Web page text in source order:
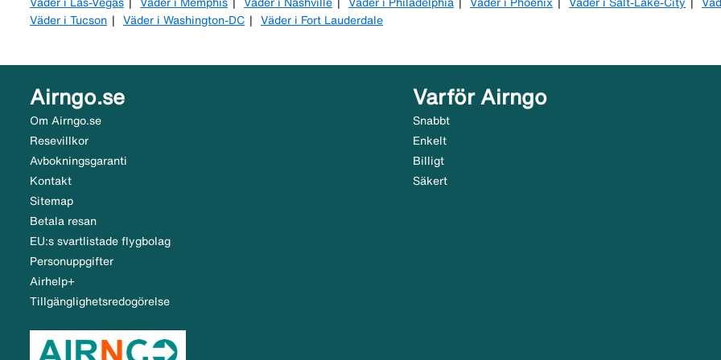
Väder i Las-Vegas
Väder i Memphis Väder i Nashville Väder i Philadelphia Väder i Phoenix Väder i Salt-Lake-City
Väder i Tucson
Väder i Washington-DC Väder i Fort Lauderdale
Airngo.se
Om Airngo.se
Resevillkor
Avbokningsgaranti
Kontakt
Sitemap
Betala resan
EU:s svartlistade flygbolag
Personuppgifter
Airhelp+
Tillgänglighetsredogörelse
Varför Airngo
Snabbt
Enkelt
Billigt
Säkert